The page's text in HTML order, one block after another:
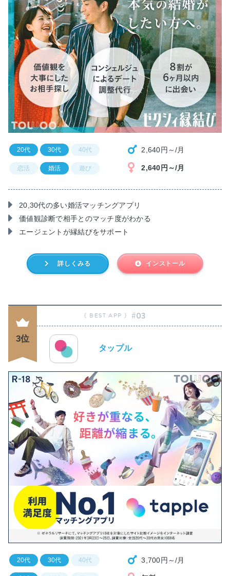
20,30代の多い婚活マッチングアプリ
価値観診断で相手とのマッチ度がわかる
エージェントが縁結びをサポート
20代 30代 40代
恋活 婚活 遊び
2,640円～/月
2,640円～/月
詳しくみる インストール
3位
#03
タップル
20代 30代 40代 3,700円～/月